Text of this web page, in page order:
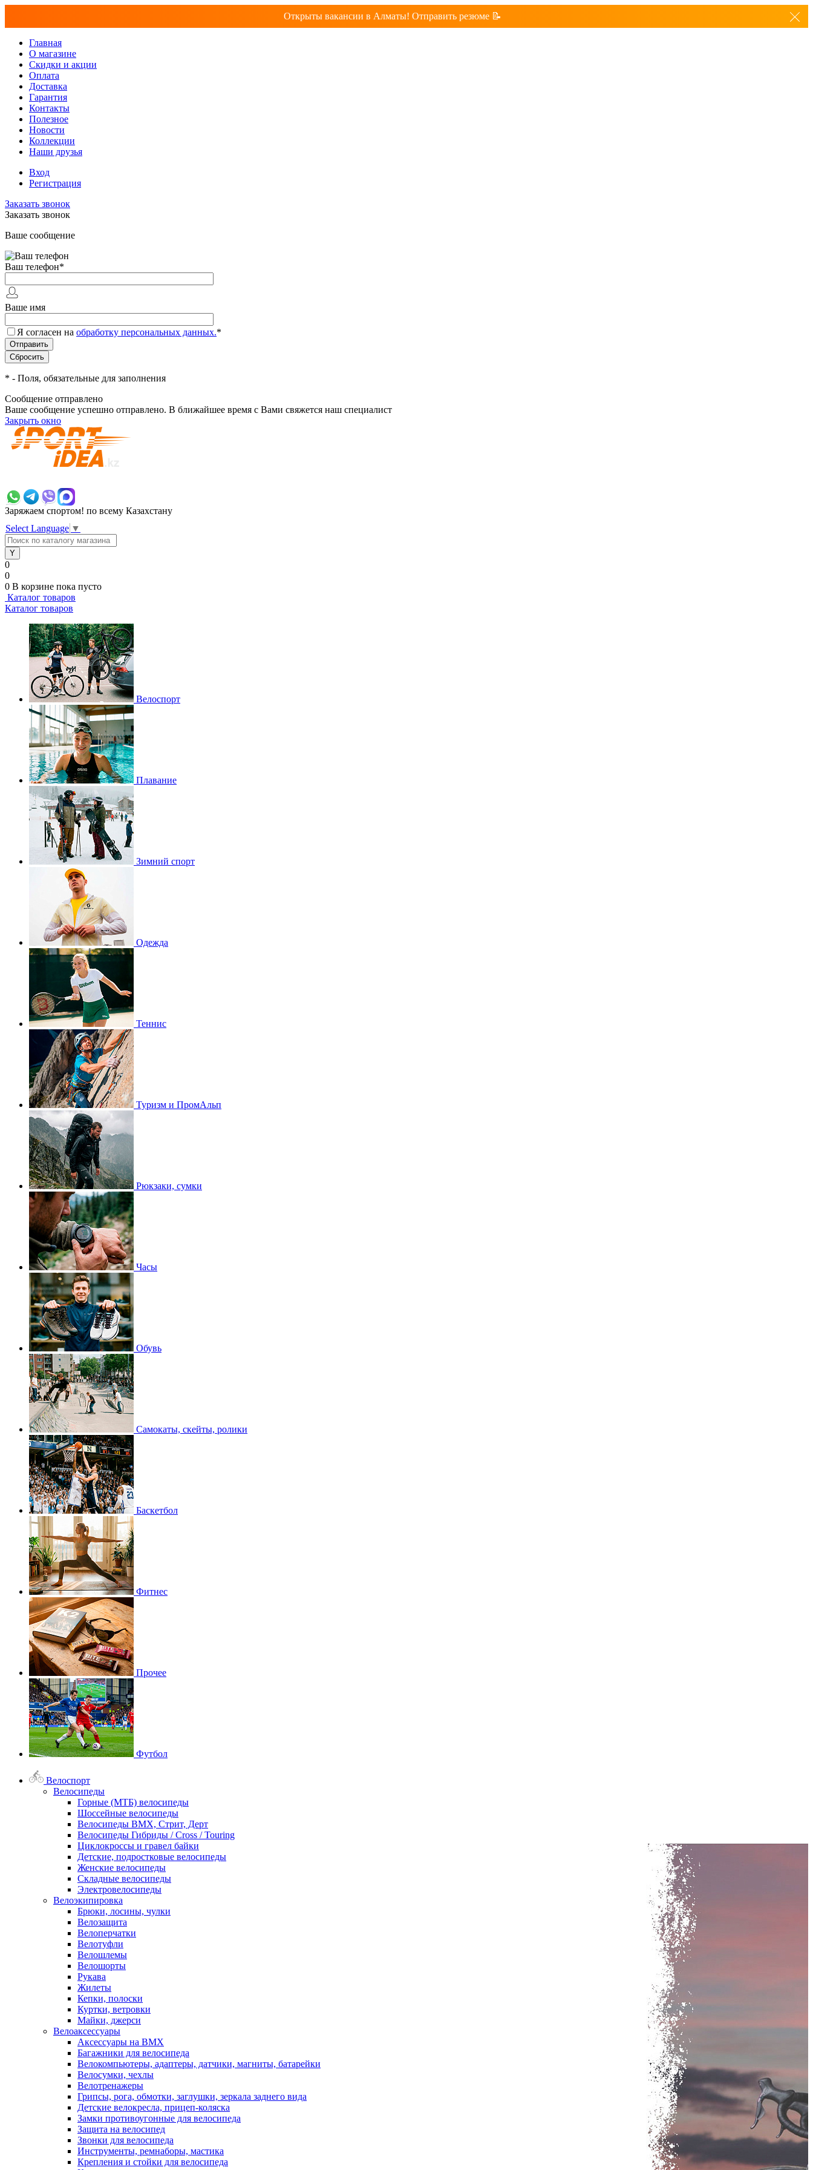
Открыты вакансии в Алматы! Отправить резюме 📝
Главная
О магазине
Скидки и акции
Оплата
Доставка
Гарантия
Контакты
Полезное
Новости
Коллекции
Наши друзья
Вход
Регистрация
Заказать звонок
Заказать звонок
Ваше сообщение
Ваш телефон*
Ваше имя
Я согласен на обработку персональных данных.*
* - Поля, обязательные для заполнения
Сообщение отправлено
Ваше сообщение успешно отправлено. В ближайшее время с Вами свяжется наш специалист
Закрыть окно
Заряжаем спортом! по всему Казахстану
Select Language ▼
0
0
0 В корзине пока пусто
Каталог товаров
Каталог товаров
Велоспорт
Плавание
Зимний спорт
Одежда
Теннис
Туризм и ПромАльп
Рюкзаки, сумки
Часы
Обувь
Самокаты, скейты, ролики
Баскетбол
Фитнес
Прочее
Футбол
Велоспорт
Велосипеды
Горные (МТБ) велосипеды
Шоссейные велосипеды
Велосипеды BMX, Стрит, Дерт
Велосипеды Гибриды / Cross / Touring
Циклокроссы и гравел байки
Детские, подростковые велосипеды
Женские велосипеды
Складные велосипеды
Электровелосипеды
Велоэкипировка
Брюки, лосины, чулки
Велозащита
Велоперчатки
Велотуфли
Велошлемы
Велошорты
Рукава
Жилеты
Кепки, полоски
Куртки, ветровки
Майки, джерси
Велоаксессуары
Аксессуары на BMX
Багажники для велосипеда
Велокомпьютеры, адаптеры, датчики, магниты, батарейки
Велосумки, чехлы
Велотренажеры
Грипсы, рога, обмотки, заглушки, зеркала заднего вида
Детские велокресла, прицеп-коляска
Замки противоугонные для велосипеда
Защита на велосипед
Звонки для велосипеда
Инструменты, ремнаборы, мастика
Крепления и стойки для велосипеда